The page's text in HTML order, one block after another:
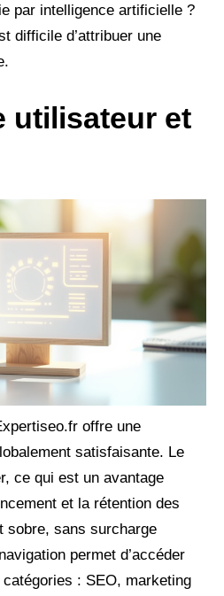
par intelligence artificielle ?
difficile d’attribuer une
utilisateur et
offre une
satisfaisante. Le
ce qui est un avantage
et la rétention des
sobre, sans surcharge
permet d’accéder
: SEO, marketing